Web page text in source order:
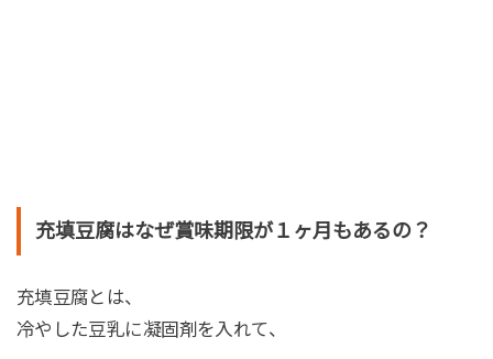
充填豆腐はなぜ賞味期限が１ヶ月もあるの？
充填豆腐とは、
冷やした豆乳に凝固剤を入れて、